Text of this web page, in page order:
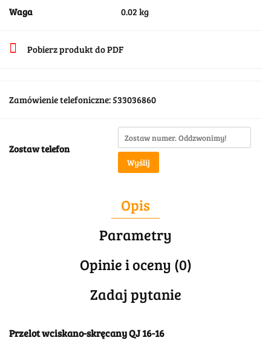
Waga 0.02 kg
Pobierz produkt do PDF
Zamówienie telefoniczne: 533036860
Zostaw telefon
Wyślij
Opis
Parametry
Opinie i oceny (0)
Zadaj pytanie
Przelot wciskano-skręcany QJ 16-16